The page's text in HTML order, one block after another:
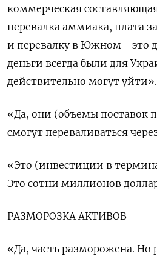
коммерческая
перевалка аммиака, плата
и перевалку в Южном - это
деньги всегда были для
действительно могут уйти».
«Да, они (объемы поставок
смогут переваливаться
«Это (инвестиции в
Это сотни миллионов
РАЗМОРОЗКА АКТИВОВ
«Да, часть разморожена.